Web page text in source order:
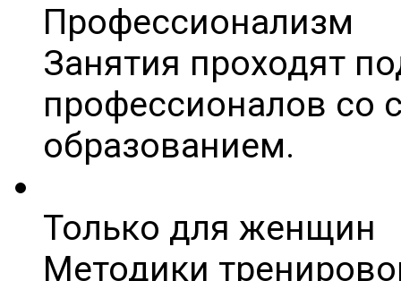
Профессионализм
Занятия проходят
профессионалов со
образованием.
Только для женщин
Методики